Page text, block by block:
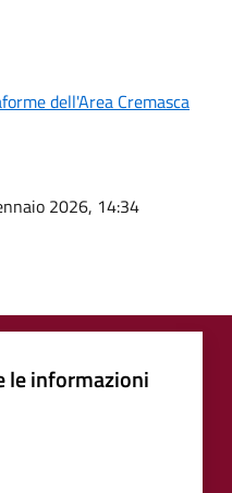
dell'Area Cremasca
2026, 14:34
le informazioni